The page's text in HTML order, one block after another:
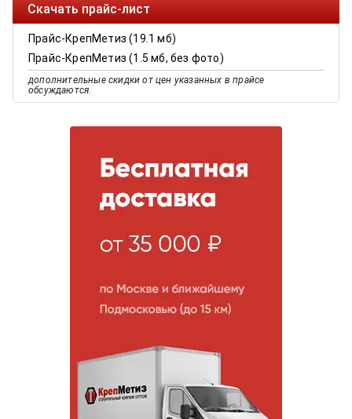
Скачать прайс-лист
Прайс-КрепМетиз (19.1 мб)
Прайс-КрепМетиз (1.5 мб, без фото)
дополнительные скидки от цен указанных в прайсе
обсуждаются.